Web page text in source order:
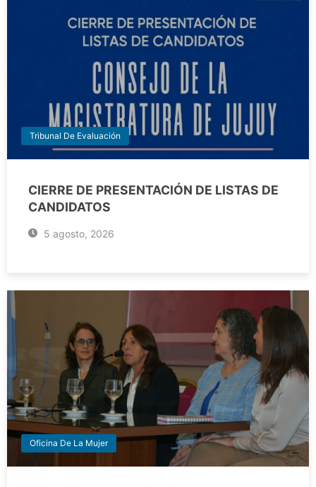
Tribunal De Evaluación
CIERRE DE PRESENTACIÓN DE LISTAS DE
CANDIDATOS
5 agosto, 2026
Oficina De La Mujer